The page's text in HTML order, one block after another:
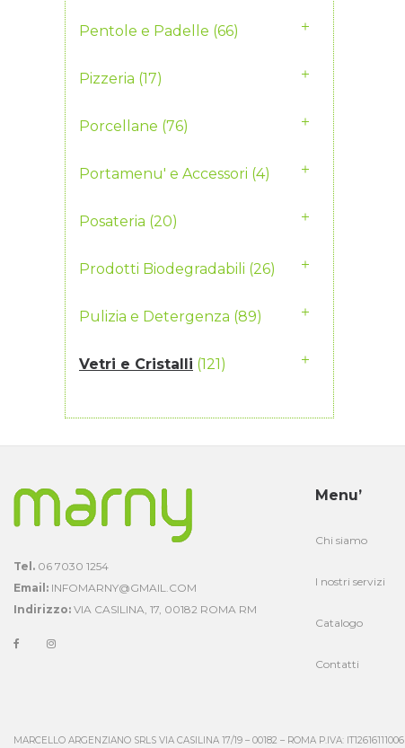
Pentole e Padelle (66)
Pizzeria (17)
Porcellane (76)
Portamenu' e Accessori (4)
Posateria (20)
Prodotti Biodegradabili (26)
Pulizia e Detergenza (89)
Vetri e Cristalli (121)
Tel. 06 7030 1254
Email: INFOMARNY@GMAIL.COM
Indirizzo: VIA CASILINA, 17, 00182 ROMA RM
Menu’
Chi siamo
I nostri servizi
Catalogo
Contatti
MARCELLO ARGENZIANO SRLS VIA CASILINA 17/19 – 00182 – ROMA P.IVA: IT12616111006